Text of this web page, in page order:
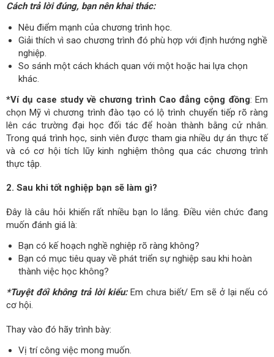
Cách trả lờiđúng, bạn nên khai thác:
Nêu điểm mạnh của chương trình học.
Giải thích vì sao chương trình đó phù hợp với định hướng nghề
nghiệp.
So sánh một cách khách quan với một hoặc hai lựa chọn
khác.
*Ví dụ case study về chương trình Cao đẳng cộng đồng: Em
chọn Mỹ vì chương trình đào tạo có lộ trình chuyển tiếp rõ ràng
lên các trường đại học đối tác để hoàn thành bằng cử nhân.
Trong quá trình học, sinh viên được tham gia nhiều dự án thực tế
và có cơ hội tích lũy kinh nghiệm thông qua các chương trình
thực tập.
2. Sau khi tốt nghiệp bạn sẽ làm gì?
Đây là câu hỏi khiến rất nhiều bạn lo lắng. Điều viên chức đang
muốn đánh giá là:
Bạn có kế hoạch nghề nghiệp rõ ràng không?
Bạn có mục tiêu quay về phát triển sự nghiệp sau khi hoàn
thành việc học không?
*Tuyệt đối không trả lời kiểu:Em chưa biết/ Em sẽ ở lại nếu có
cơ hội.
Thay vào đó hãy trình bày:
Vị trí công việc mong muốn.